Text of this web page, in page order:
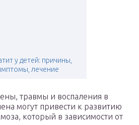
у детей: причины,
лечение
травмы и воспаления в
могут привести к развитию
который в зависимости от